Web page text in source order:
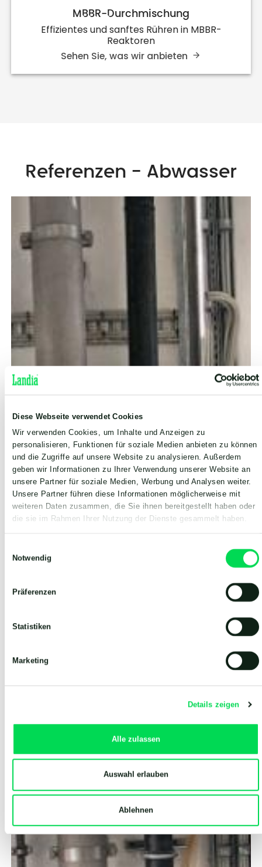
Diese Webseite verwendet Cookies
Wir verwenden Cookies, um Inhalte und Anzeigen zu
personalisieren, Funktionen für soziale Medien anbieten zu können
und die Zugriffe auf unsere Website zu analysieren. Außerdem
geben wir Informationen zu Ihrer Verwendung unserer Website an
unsere Partner für soziale Medien, Werbung und Analysen weiter.
Unsere Partner führen diese Informationen möglicherweise mit
weiteren Daten zusammen, die Sie ihnen bereitgestellt haben oder
die sie im Rahmen Ihrer Nutzung der Dienste gesammelt haben.
Notwendig
Präferenzen
Statistiken
Marketing
Details zeigen
Alle zulassen
Auswahl erlauben
Ablehnen
MBBR-Durchmischung
Effizientes und sanftes Rühren in MBBR-
Reaktoren
Sehen Sie, was wir anbieten
Referenzen - Abwasser